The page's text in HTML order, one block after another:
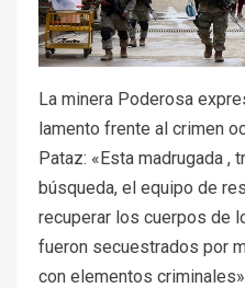
La minera Poderosa
lamento frente al crimen
Pataz: «Esta madrugada ,
búsqueda, el equipo de
recuperar los cuerpos de
fueron secuestrados por
con elementos